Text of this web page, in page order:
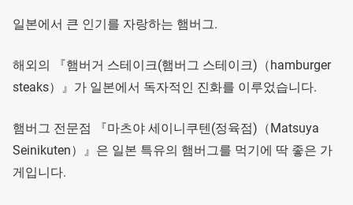
일본에서 큰 인기를 자랑하는 햄버그.
해외의 『햄버거 스테이크(햄버그 스테이크)（hamburger
steaks）』가 일본에서 독자적인 진화를 이루었습니다.
햄버그 전문점 『마츠야 세이니쿠텐(정육점)（Matsuya
Seinikuten）』은 일본 특유의 햄버그를 먹기에 딱 좋은 가
게입니다.